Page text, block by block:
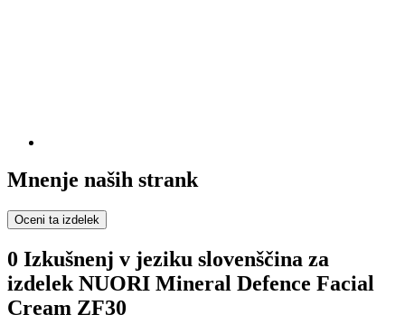
Mnenje naših strank
Oceni ta izdelek
0 Izkušnenj v jeziku slovenščina za
izdelek NUORI Mineral Defence Facial
Cream ZF30